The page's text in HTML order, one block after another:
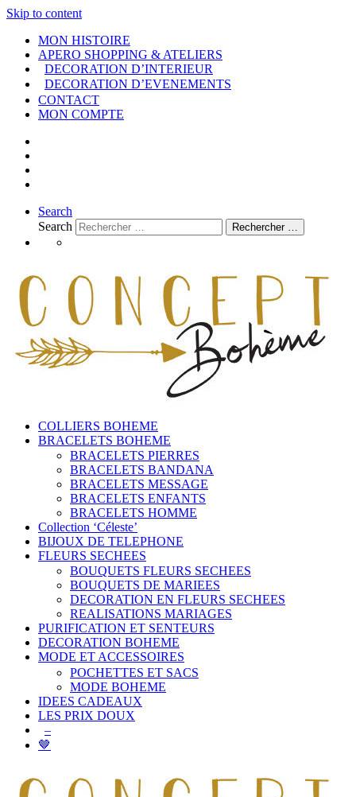
Skip to content
MON HISTOIRE
APERO SHOPPING & ATELIERS
DECORATION D’INTERIEUR
DECORATION D’EVENEMENTS
CONTACT
MON COMPTE
Search
Search
Rechercher …
COLLIERS BOHEME
BRACELETS BOHEME
BRACELETS PIERRES
BRACELETS BANDANA
BRACELETS MESSAGE
BRACELETS ENFANTS
BRACELETS HOMME
Collection ‘Céleste’
BIJOUX DE TELEPHONE
FLEURS SECHEES
BOUQUETS FLEURS SECHEES
BOUQUETS DE MARIEES
DECORATION EN FLEURS SECHEES
REALISATIONS MARIAGES
PURIFICATION ET SENTEURS
DECORATION BOHEME
MODE ET ACCESSOIRES
POCHETTES ET SACS
MODE BOHEME
IDEES CADEAUX
LES PRIX DOUX
–
🤎